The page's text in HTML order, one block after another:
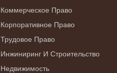
Коммерческое Право
Корпоративное Право
Трудовое Право
Инжиниринг И Строительство
Недвижимость